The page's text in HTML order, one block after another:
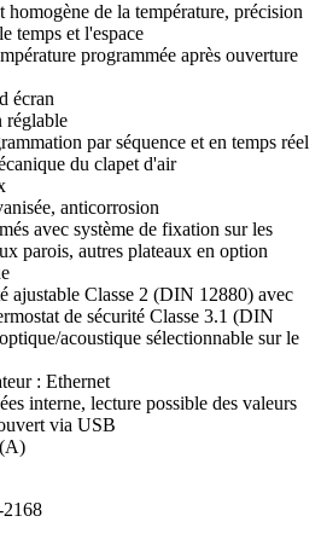
homogène de la température, précision
temps et l'espace
programmée après ouverture
écran
réglable
par séquence et en temps réel
du clapet d'air
anticorrosion
avec système de fixation sur les
parois, autres plateaux en option
ajustable Classe 2 (DIN 12880) avec
de sécurité Classe 3.1 (DIN
acoustique sélectionnable sur le
: Ethernet
interne, lecture possible des valeurs
via USB